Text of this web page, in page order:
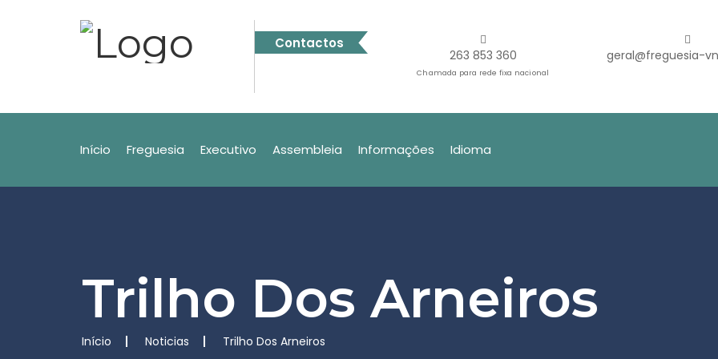
Contactos
263 853 360
Chamada para rede fixa nacional
geral@freguesia-
Início Freguesia Executivo Assembleia Informações Idioma
Trilho Dos Arneiros
Início Noticias Trilho Dos Arneiros